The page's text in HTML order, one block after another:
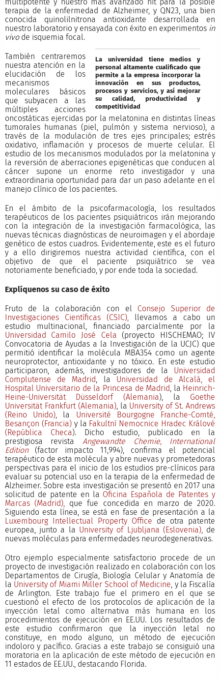
terapia de la enfermedad de Alzheimer, y QN23, una bien
conocida quinolilnitrona antioxidante desarrollada en
nuestro laboratorio y ensayada con éxito en experimentos in
vivode isquemia focal.
La universidad tiene medios y
personal altamente cualificado que
permite a la empresa incorporar la
innovación en sus productos,
procesos y servicios, y así mejorar
su calidad, productividad y
competitividad
También centraremos
nuestra atención en la
elucidación de los
mecanismos
moleculares básicos
que subyacen a las
múltiples acciones
oncostáticas ejercidas por la melatonina en distintas líneas
tumorales humanas (piel, pulmón y sistema nervioso), a
través de la modulación de tres ejes principales; estrés
oxidativo, inflamación y procesos de muerte celular. El
estudio de los mecanismos modulados por la melatonina y
la reversión de aberraciones epigenéticas que conducen al
cáncer supone un enorme reto investigador y una
extraordinaria oportunidad para dar un paso adelante en el
manejo clínico de los pacientes.
En el ámbito de la psicofarmacología, los resultados
terapéuticos de los pacientes psiquiátricos irán mejorando
con la integración de la investigación farmacológica, las
nuevas técnicas diagnósticas de neuroimagen y el abordaje
genético de estos cuadros. Evidentemente, este es el futuro
y a ello dirigiremos nuestra actividad científica, con el
objetivo de que el paciente psiquiátrico se vea
notoriamente beneficiado, y por ende toda la sociedad.
Explíquenos su caso de éxito
Fruto de la colaboración con el Consejo Superior de
Investigaciones Científicas (CSIC),llevamos a cabo un
estudio multinacional, financiado parcialmente por la
Universidad Camilo José Cela (proyecto HISCHEMAO; IV
Convocatoria de Ayudas a la Investigación de la UCJC) que
permitió identificar la molécula MBA354 como un agente
neuroprotector, antioxidante y no tóxico. En este estudio
participaron, además, investigadores de la Universidad
Complutense de Madrid, la Universidad de Alcalá,
el
Hospital Universitario de la Princesa de Madrid, la Heinrich-
Heine-Universität Düsseldorf (Alemania), la Goethe
Universität Frankfurt (Alemania), la University of St. Andrews
(Reino Unido), la Université Bourgogne Franche-Comté,
Besançon (Francia)y la Fakultní Nemocnice Hradec Králové
(República Checa). Dicho estudio, publicado en la
prestigiosa revista Angewandte Chemie, International
Edition(factor impacto 11,994), confirma el potencial
terapéutico de esta molécula y abre nuevas y prometedoras
perspectivas para el inicio de los estudios pre-clínicos para
evaluar su potencial uso en la terapia de la enfermedad de
Alzheimer. Sobre esta investigación se presentó en 2017 una
solicitud de patente en la Oficina Española de Patentes y
Marcas (Madrid),que fue concedida en marzo de 2020.
Siguiendo esta línea, se está en fase de presentación a la
Luxembourg Intellectual Property Office de otra patente
europea, junto a la University of Ljubljana (Eslovenia),de
nuevas moléculas para enfermedades neurodegenerativas.
Otro ejemplo especialmente satisfactorio procede de un
proyecto de investigación realizado en colaboración con los
Departamentos de Cirugía, Biología Celular y Anatomía de
la University of Miami Miller School of Medicine, y la Fiscalía
de Arlington. Este trabajo fue el primero en el que se
cuestionó el efecto de los protocolos de aplicación de la
inyección letal como alternativa más humana en los
procedimientos de ejecución en EE.UU. Los resultados de
este estudio confirmaron que la inyección letal no
constituye, en modo alguno, un método de ejecución
indoloro y pacífico. Gracias a este trabajo se consiguió una
moratoria en la aplicación de este método de ejecución en
11 estados de EE.UU., destacando Florida.